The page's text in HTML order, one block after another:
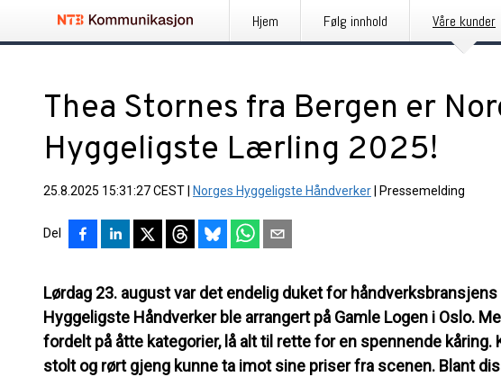
Hjem Følg innhold Våre kunder
Thea Stornes fra Bergen er
Hyggeligste Lærling 2025!
25.8.2025 15:31:27 CEST Norges Hyggeligste Håndverker Pressemelding
Del
Lørdag 23. august var det endelig duket for
Hyggeligste Håndverker ble arrangert på Gamle Logen i Oslo.
fordelt på åtte kategorier, lå alt til rette for en spennende kåring.
stolt og rørt gjeng kunne ta imot sine priser fra scenen. Blant